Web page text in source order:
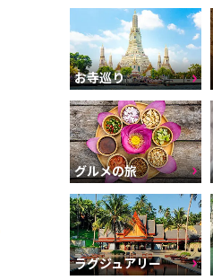
お寺巡り
グルメの旅
ラグジュアリー